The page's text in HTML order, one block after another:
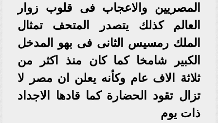
المصريين والاعجاب فى قلوب زوار
العالم كذلك يتصدر المتحف تمثال
الملك رمسيس الثانى فى بهو المدخل
الكبير شامخا كما كان منذ اكثر من
ثلاثة الاف عام وكأنه يعلن ان مصر لا
تزال تقود الحضارة كما قادها الاجداد
ذات يوم